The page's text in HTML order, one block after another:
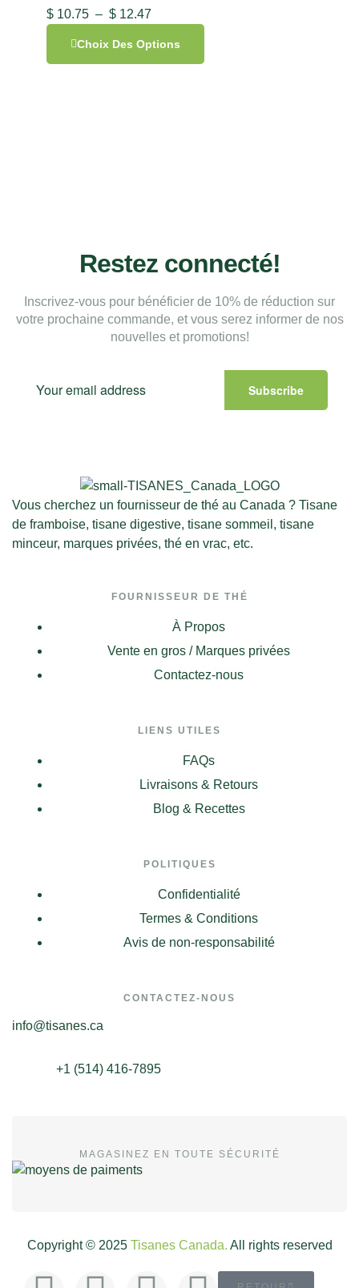
$ 10.75 – $ 12.47
Choix Des Options
Restez connecté!
Inscrivez-vous pour bénéficier de 10% de réduction sur
votre prochaine commande, et vous serez informer de nos
nouvelles et promotions!
Subscribe
Vous cherchez un fournisseur de thé au Canada ? Tisane
de framboise, tisane digestive, tisane sommeil, tisane
minceur, marques privées, thé en vrac, etc.
FOURNISSEUR DE THÉ
À Propos
Vente en gros / Marques privées
Contactez-nous
LIENS UTILES
FAQs
Livraisons & Retours
Blog & Recettes
POLITIQUES
Confidentialité
Termes & Conditions
Avis de non-responsabilité
CONTACTEZ-NOUS
info@tisanes.ca
+1 (514) 416-7895
MAGASINEZ EN TOUTE SÉCURITÉ
Copyright © 2025 Tisanes Canada. All rights reserved